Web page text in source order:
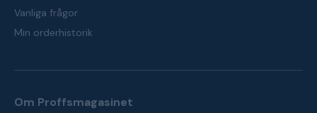
Vanliga frågor
Min orderhistorik
Om Proffsmagasinet